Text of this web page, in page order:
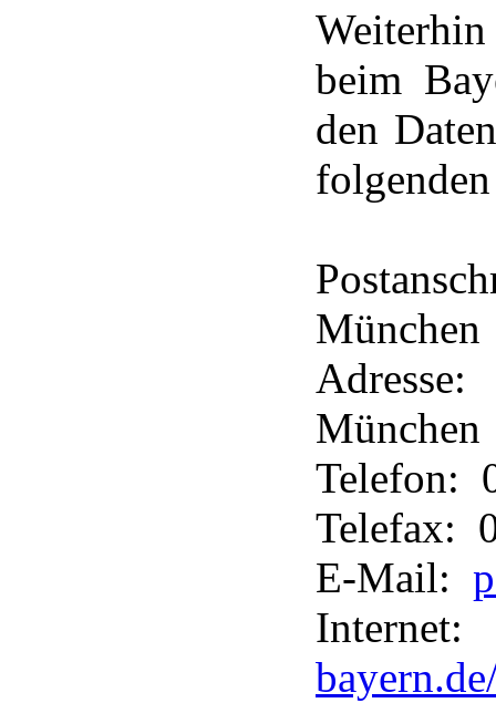
beim
den
München
München
Telefon:
Telefax:
E-Mail: